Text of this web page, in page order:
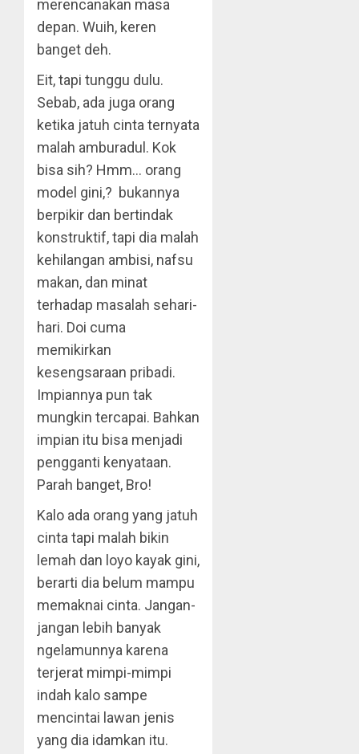
merencanakan masa
depan. Wuih, keren
banget deh.
Eit, tapi tunggu dulu.
Sebab, ada juga orang
ketika jatuh cinta ternyata
malah amburadul. Kok
bisa sih? Hmm… orang
model gini,? bukannya
berpikir dan bertindak
konstruktif, tapi dia malah
kehilangan ambisi, nafsu
makan, dan minat
terhadap masalah sehari-
hari. Doi cuma
memikirkan
kesengsaraan pribadi.
Impiannya pun tak
mungkin tercapai. Bahkan
impian itu bisa menjadi
pengganti kenyataan.
Parah banget, Bro!
Kalo ada orang yang jatuh
cinta tapi malah bikin
lemah dan loyo kayak gini,
berarti dia belum mampu
memaknai cinta. Jangan-
jangan lebih banyak
ngelamunnya karena
terjerat mimpi-mimpi
indah kalo sampe
mencintai lawan jenis
yang dia idamkan itu.